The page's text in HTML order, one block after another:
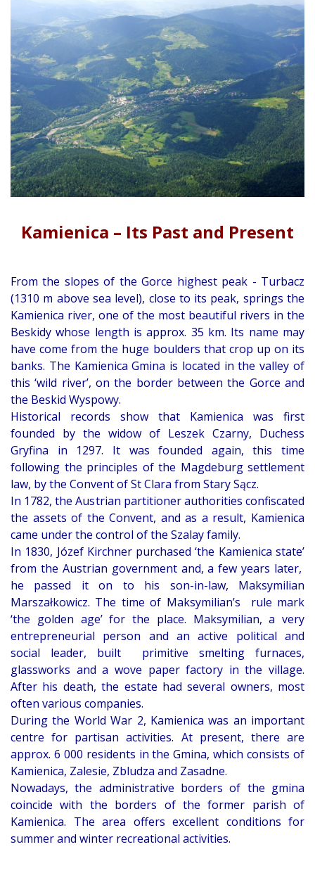
Kamienica – Its Past and Present
From the slopes of the Gorce highest peak - Turbacz
(1310 m above sea level), close to its peak, springs the
Kamienica river, one of the most beautiful rivers in the
Beskidy whose length is approx. 35 km. Its name may
have come from the huge boulders that crop up on its
banks. The Kamienica Gmina is located in the valley of
this ‘wild river’, on the border between the Gorce and
the Beskid Wyspowy.
Historical records show that Kamienica was first
founded by the widow of Leszek Czarny, Duchess
Gryfina in 1297. It was founded again, this time
following the principles of the Magdeburg settlement
law, by the Convent of St Clara from Stary Sącz.
In 1782, the Austrian partitioner authorities confiscated
the assets of the Convent, and as a result, Kamienica
came under the control of the Szalay family.
In 1830, Józef Kirchner purchased ‘the Kamienica state’
from the Austrian government and, a few years later,
he passed it on to his son-in-law, Maksymilian
Marszałkowicz. The time of Maksymilian’s rule mark
‘the golden age’ for the place. Maksymilian, a very
entrepreneurial person and an active political and
social leader, built primitive smelting furnaces,
glassworks and a wove paper factory in the village.
After his death, the estate had several owners, most
often various companies.
During the World War 2, Kamienica was an important
centre for partisan activities. At present, there are
approx. 6 000 residents in the Gmina, which consists of
Kamienica, Zalesie, Zbludza and Zasadne.
Nowadays, the administrative borders of the gmina
coincide with the borders of the former parish of
Kamienica. The area offers excellent conditions for
summer and winter recreational activities.